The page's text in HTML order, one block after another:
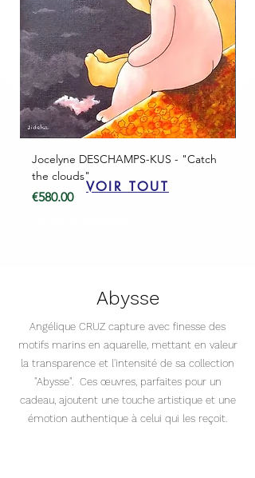
Jocelyne DESCHAMPS-KUS - "Catch
the clouds"
Price
€580.00
VOIR TOUT
Abysse
Angélique CRUZ capture avec finesse des
motifs marins en aquarelle, mettant en valeur
la transparence et l'intensité de sa collection
"Abysse". Ces œuvres, parfaites pour un
cadeau, ajoutent une touche artistique et une
émotion authentique à celui qui les reçoit.